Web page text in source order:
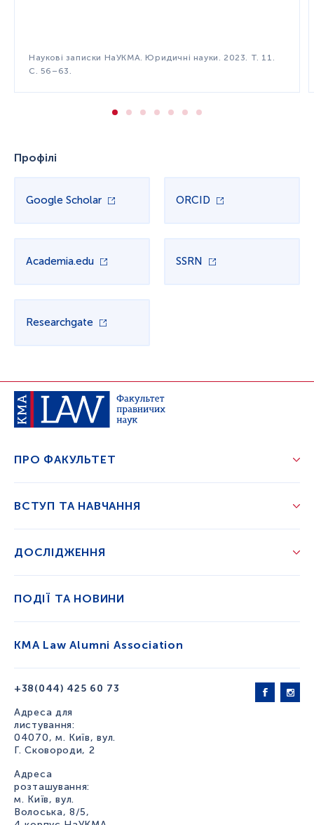
Наукові записки НаУКМА. Юридичні науки. 2023. Т. 11.
С. 56–63.
Профілі
Google Scholar ORCID
Academia.edu SSRN
Researchgate
+38(044) 425 60 73
Адреса для
листування:
04070, м. Київ, вул.
Г. Сковороди, 2
Адреса
розташування:
м. Київ, вул.
Волоська, 8/5,
ПРО ФАКУЛЬТЕТ
ВСТУП ТА НАВЧАННЯ
ДОСЛІДЖЕННЯ
ПОДІЇ ТА НОВИНИ
KMA Law Alumni Association